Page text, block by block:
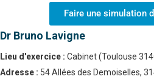
Faire une simulation
Dr Bruno Lavigne
Lieu d'exercice : Cabinet (Toulouse
Adresse : 54 Allées des Demoiselles,